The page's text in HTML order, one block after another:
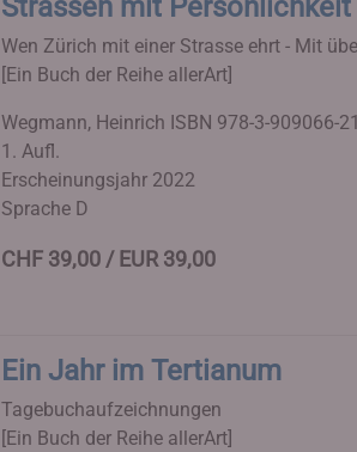
Strassen mit Persönlichkeit
Wen Zürich mit einer Strasse ehrt - Mit
[Ein Buch der Reihe allerArt]
Wegmann, Heinrich ISBN 978-3-909066-
1. Aufl.
Erscheinungsjahr 2022
Sprache D
CHF 39,00 / EUR 39,00
Ein Jahr im Tertianum
Tagebuchaufzeichnungen
[Ein Buch der Reihe allerArt]